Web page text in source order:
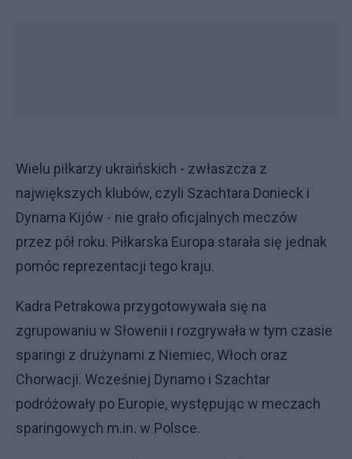
Wielu piłkarzy ukraińskich - zwłaszcza z
największych klubów, czyli Szachtara Donieck i
Dynama Kijów - nie grało oficjalnych meczów
przez pół roku. Piłkarska Europa starała się jednak
pomóc reprezentacji tego kraju.
Kadra Petrakowa przygotowywała się na
zgrupowaniu w Słowenii i rozgrywała w tym czasie
sparingi z drużynami z Niemiec, Włoch oraz
Chorwacji. Wcześniej Dynamo i Szachtar
podróżowały po Europie, występując w meczach
sparingowych m.in. w Polsce.